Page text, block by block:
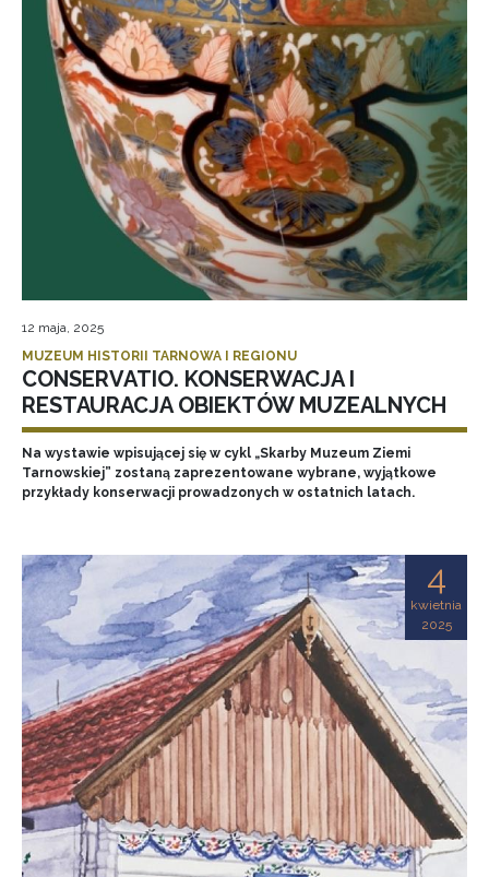
12 maja, 2025
MUZEUM HISTORII TARNOWA I REGIONU
CONSERVATIO. KONSERWACJA I
RESTAURACJA OBIEKTÓW MUZEALNYCH
Na wystawie wpisującej się w cykl „Skarby Muzeum Ziemi
Tarnowskiej” zostaną zaprezentowane wybrane, wyjątkowe
przykłady konserwacji prowadzonych w ostatnich latach.
4
kwietnia
2025